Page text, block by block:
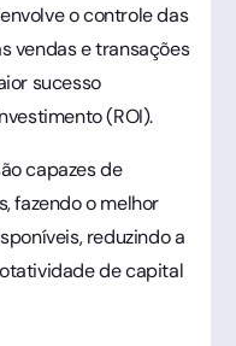
o controle das
vendas e transações
sucesso
(ROI).
capazes de
fazendo o melhor
reduzindo a
de capital